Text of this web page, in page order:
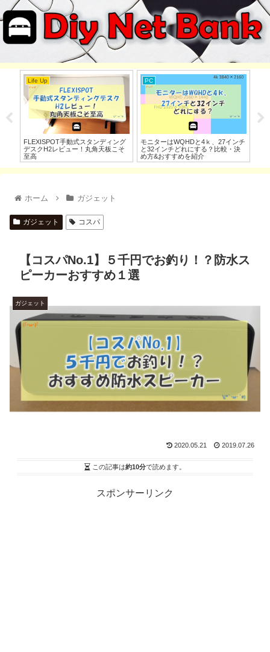
Life Up
【レビュー】おすすめ最強テレビチ
ューナーREC-ON BCTX3＆HDD
投資
S＆P500は投資信託とETFどっちが
良い？徹底比較した結果、私は断然
ETF！
ホーム ガジェット
ガジェット コスパ
【コスパNo.1】５千円でお釣り！？防水ス
ピーカーおすすめ１選
ガジェット
2020.05.21 2019.07.26
この記事は約10分で読めます。
スポンサーリンク